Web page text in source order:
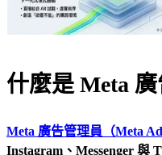
什麼是 Meta
Meta 廣告管理員（Meta
Instagram、Messenger 與